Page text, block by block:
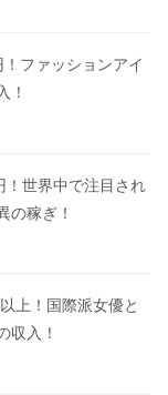
ファッションアイ
！
！世界中で注目され
の稼ぎ！
上！国際派女優と
収入！